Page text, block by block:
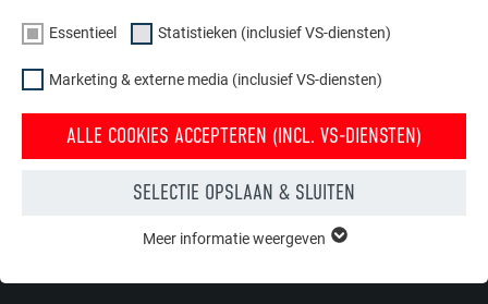
Essentieel Statistieken (inclusief VS-diensten)
Marketing & externe media (inclusief VS-diensten)
ALLE COOKIES ACCEPTEREN (INCL. VS-DIENSTEN)
SELECTIE OPSLAAN & SLUITEN
Meer informatie weergeven